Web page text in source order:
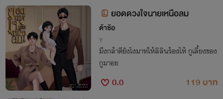
ยอดดวงใจนายเหนือลม
ต้าซ้อ
Y
มึงกล้าดียังไงมาทให้ลิลินร้องไห้ กูเลี้ยงของ
กูมาอย
0.0
119 บาท